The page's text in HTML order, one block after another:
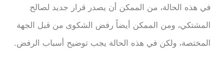
في هذه الحالة، من الممكن أن يصدر قرار جديد لصالح
المشتكي، ومن الممكن أيضاً رفض الشكوى من قبل الجهة
المختصة، ولكن في هذه الحالة يجب توضيح أسباب الرفض.